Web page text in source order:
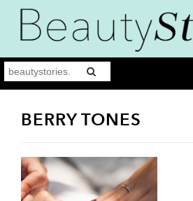
BERRY TONES